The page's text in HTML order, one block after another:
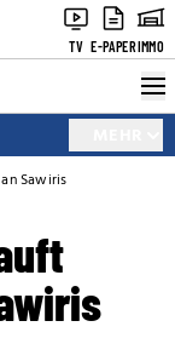
TV E-PAPERIMMO
Sawiris